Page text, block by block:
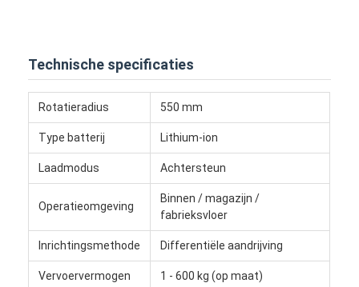
Alle Gevallen
blog
Automatisch geleide AGV-voertuig
Technische specificaties
Rotatieradius 550 mm
Type batterij Lithium-ion
Laadmodus Achtersteun
Operatieomgeving
Binnen / magazijn /
fabrieksvloer
Inrichtingsmethode Differentiële aandrijving
Vervoervermogen 1 - 600 kg (op maat)